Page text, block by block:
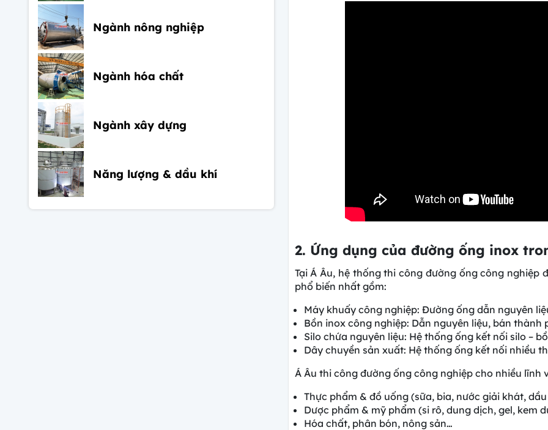
2. Ứng dụng của đường ống inox
Tại Á Âu, hệ thống thi công đường ống công
phổ biến nhất gồm:
Máy khuấy công nghiệp: Đường ống dẫn nguyên
Bồn inox công nghiệp: Dẫn nguyên liệu, bán thành
Silo chứa nguyên liệu: Hệ thống ống kết nối silo –
Dây chuyền sản xuất: Hệ thống ống kết nối nhiều
Á Âu thi công đường ống công nghiệp cho nhiều lĩnh
Thực phẩm & đồ uống (sữa, bia, nước giải khát,
Dược phẩm & mỹ phẩm (si rô, dung dịch, gel, kem
Hóa chất, phân bón, nông sản…
Ngành nông nghiệp
Ngành hóa chất
Ngành xây dựng
Năng lượng & dầu khí